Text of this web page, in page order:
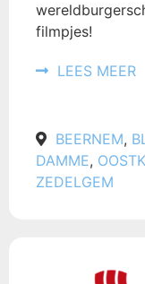
filmpjes!
LEES MEER
BEERNEM,
DAMME,
ZEDELGEM